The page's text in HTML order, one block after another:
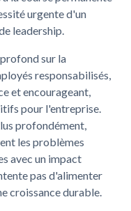
urgente d'un
leadership.
sur la
responsabilisés,
et encourageant,
pour l'entreprise.
profondément,
les problèmes
avec un impact
pas d'alimenter
croissance durable.